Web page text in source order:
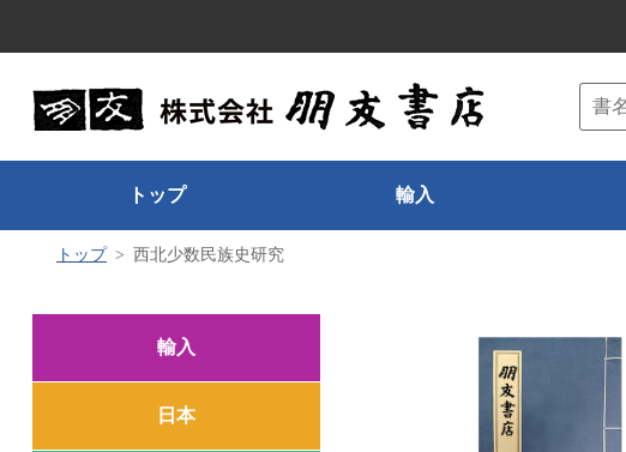
トップ 輸入
トップ 西北少数民族史研究
輸入
日本